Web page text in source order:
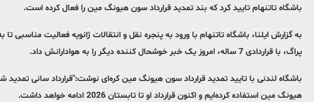
باشگاه تاتنهام تایید کرد که بند تمدید قرارداد سون هیونگ مین را فعال کرده است.
به گزارش ایلنا، باشگاه تاتنهام با ورود به پنجره نقل و انتقالات ژانویه فعالیت مناسبی
پراگ، با قراردادی 7 ساله، امروز یک خبر خوشحال کننده دیگر را به هوادارانش داد.
باشگاه لندنی با تایید تمدید قرارداد سون هیونگ مین کره‌ای نوشت:"قرارداد سانی تمدید
هیونگ مین استفاده کرده‌ایم و اکنون قرارداد او تا تابستان 2026 ادامه خواهد داشت.